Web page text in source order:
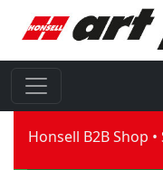
Honsell B2B Shop